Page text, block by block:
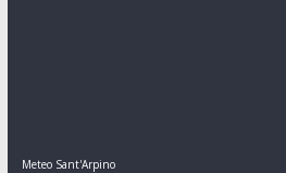
Meteo Sant'Arpino